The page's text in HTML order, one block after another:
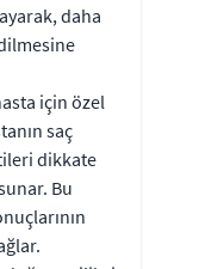
daha
için özel
saç
dikkate
Bu